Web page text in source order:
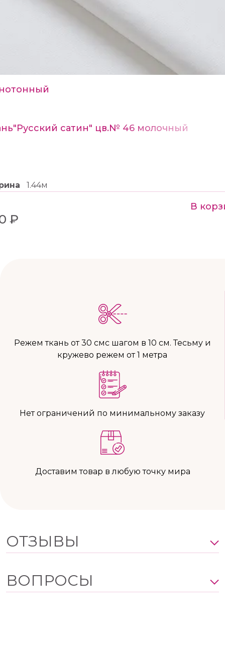
сатин" цв.№ 46 молочный
1.44м
₽
В
Режем ткань от 30 смс шагом в 10 см. Тесьму и
кружево режем от 1 метра
Нет ограничений по минимальному заказу
Доставим товар в любую точку мира
ОТЗЫВЫ
ВОПРОСЫ